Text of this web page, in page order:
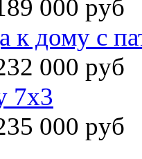
000 руб
к дому с
000 руб
7х3
000 руб